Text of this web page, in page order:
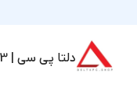
دلتا پی سی | 09170381563